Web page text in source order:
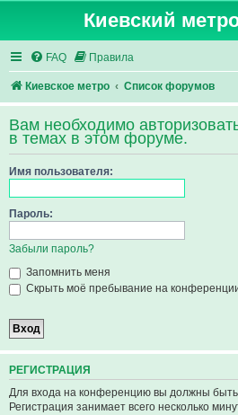
Киевский
FAQ Правила
Киевское метро Список форумов
Вам необходимо
в темах в этом форуме.
Имя пользователя:
Пароль:
Забыли пароль?
Запомнить меня
Скрыть моё пребывание на
РЕГИСТРАЦИЯ
Для входа на конференцию вы должны быть
Регистрация занимает всего несколько